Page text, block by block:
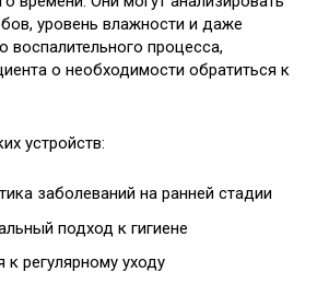
уровень влажности и даже
воспалительного процесса,
о необходимости обратиться к
устройств:
заболеваний на ранней стадии
подход к гигиене
к регулярному уходу